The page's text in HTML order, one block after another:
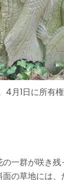
月1日に所有
一群が咲き
の草地には